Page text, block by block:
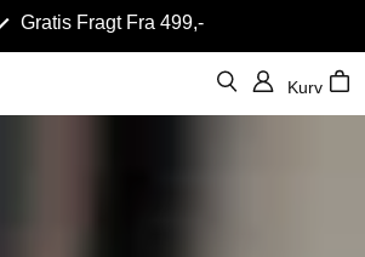
100% Tilfredshedsgaranti
Kurv